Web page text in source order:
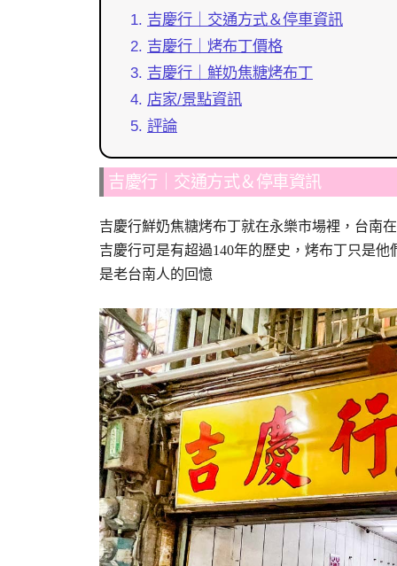
吉慶行｜交通方式＆停車資訊
吉慶行｜烤布丁價格
吉慶行｜鮮奶焦糖烤布丁
店家/景點資訊
評論
吉慶行｜交通方式＆停車資訊
吉慶行鮮奶焦糖烤布丁就在永樂市場裡，台南
吉慶行可是有超過140年的歷史，烤布丁只是
是老台南人的回憶